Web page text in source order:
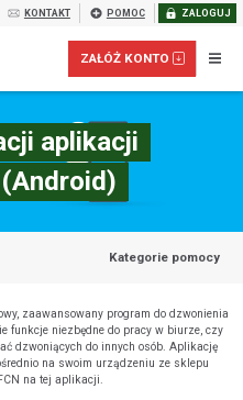
KONTAKT POMOC ZALOGUJ
ZAŁÓŻ KONTO
dla FIRM:
aplikacji
Kategorie pomocy
zaawansowany program do dzwonienia
funkcje niezbędne do pracy w biurze, czy
dzwoniących do innych osób. Aplikację
na swoim urządzeniu ze sklepu
na tej aplikacji.